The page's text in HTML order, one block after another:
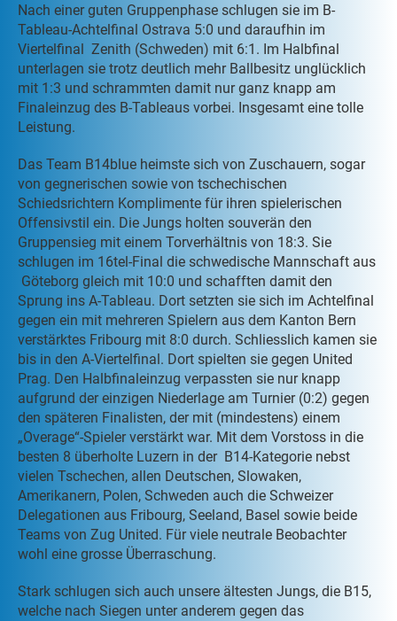
Nach einer guten Gruppenphase schlugen sie im B-
Tableau-Achtelfinal Ostrava 5:0 und daraufhin im
Viertelfinal Zenith (Schweden) mit 6:1. Im Halbfinal
unterlagen sie trotz deutlich mehr Ballbesitz unglücklich
mit 1:3 und schrammten damit nur ganz knapp am
Finaleinzug des B-Tableaus vorbei. Insgesamt eine tolle
Leistung.
Das Team B14blue heimste sich von Zuschauern, sogar
von gegnerischen sowie von tschechischen
Schiedsrichtern Komplimente für ihren spielerischen
Offensivstil ein. Die Jungs holten souverän den
Gruppensieg mit einem Torverhältnis von 18:3. Sie
schlugen im 16tel-Final die schwedische Mannschaft aus
Göteborg gleich mit 10:0 und schafften damit den
Sprung ins A-Tableau. Dort setzten sie sich im Achtelfinal
gegen ein mit mehreren Spielern aus dem Kanton Bern
verstärktes Fribourg mit 8:0 durch. Schliesslich kamen sie
bis in den A-Viertelfinal. Dort spielten sie gegen United
Prag. Den Halbfinaleinzug verpassten sie nur knapp
aufgrund der einzigen Niederlage am Turnier (0:2) gegen
den späteren Finalisten, der mit (mindestens) einem
„Overage“-Spieler verstärkt war. Mit dem Vorstoss in die
besten 8 überholte Luzern in der B14-Kategorie nebst
vielen Tschechen, allen Deutschen, Slowaken,
Amerikanern, Polen, Schweden auch die Schweizer
Delegationen aus Fribourg, Seeland, Basel sowie beide
Teams von Zug United. Für viele neutrale Beobachter
wohl eine grosse Überraschung.
Stark schlugen sich auch unsere ältesten Jungs, die B15,
welche nach Siegen unter anderem gegen das